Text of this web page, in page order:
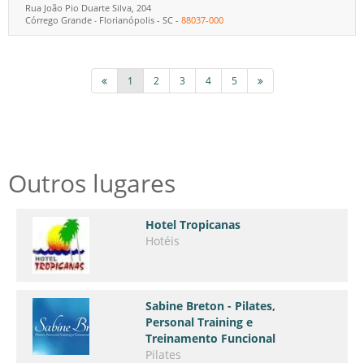
Rua João Pio Duarte Silva, 204
Córrego Grande - Florianópolis - SC - 88037-000
1 2 3 4 5
Outros lugares
Hotel Tropicanas
Hotéis
Sabine Breton - Pilates,
Personal Training e
Treinamento Funcional
Pilates